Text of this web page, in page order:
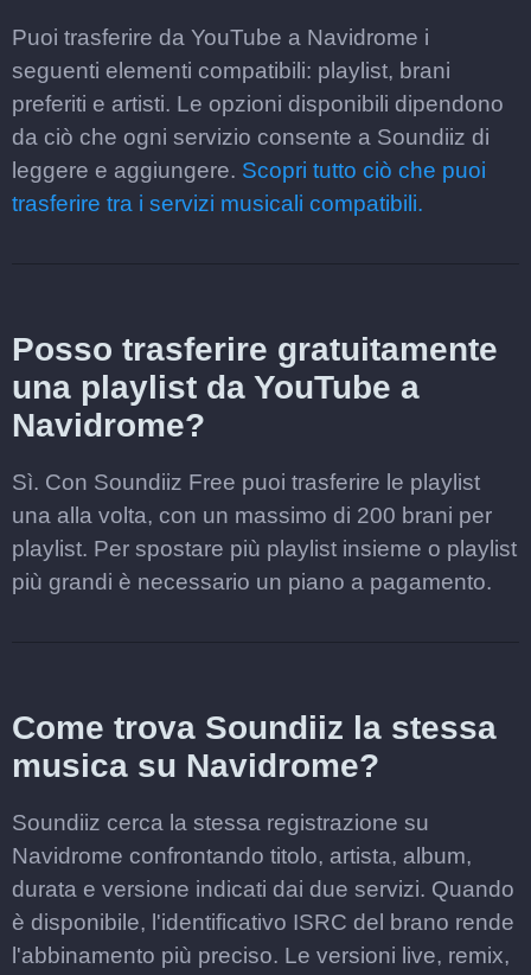
Puoi trasferire da YouTube a Navidrome i
seguenti elementi compatibili: playlist, brani
preferiti e artisti. Le opzioni disponibili dipendono
da ciò che ogni servizio consente a Soundiiz di
leggere e aggiungere. Scopri tutto ciò che puoi
trasferire tra i servizi musicali compatibili.
Posso trasferire gratuitamente
una playlist da YouTube a
Navidrome?
Sì. Con Soundiiz Free puoi trasferire le playlist
una alla volta, con un massimo di 200 brani per
playlist. Per spostare più playlist insieme o playlist
più grandi è necessario un piano a pagamento.
Come trova Soundiiz la stessa
musica su Navidrome?
Soundiiz cerca la stessa registrazione su
Navidrome confrontando titolo, artista, album,
durata e versione indicati dai due servizi. Quando
è disponibile, l'identificativo ISRC del brano rende
l'abbinamento più preciso. Le versioni live, remix,